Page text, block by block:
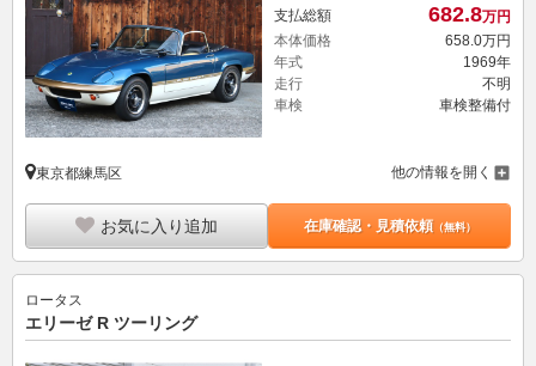
支払総額 682.8万円
本体価格
658. 0万円
年式
1969年
走行
不明
車検
車検整備付
東京都練馬区 他の情報を開く
お気に入り追加 在庫確認・見積依頼（無料）
ロータス
エリーゼ R ツーリング